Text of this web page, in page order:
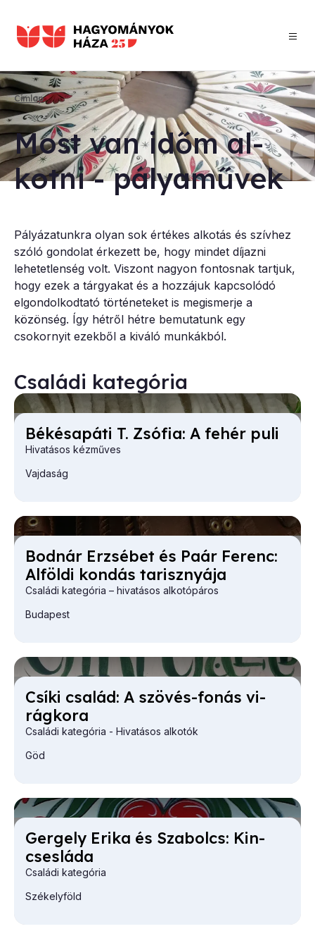
tartalomra
Morzsa
Címlap
Most van időm al­
kot­ni - pá­lya­mű­vek
Pályázatunkra olyan sok értékes alkotás és szívhez
szóló gondolat érkezett be, hogy mindet díjazni
lehetetlenség volt. Viszont nagyon fontosnak tartjuk,
hogy ezek a tárgyakat és a hozzájuk kapcsolódó
elgondolkodtató történeteket is megismerje a
közönség. Így hétről hétre bemutatunk egy
csokornyit ezekből a kiváló munkákból.
Családi kategória
Bé­ké­sapá­ti T. Zsó­fia: A fe­hér pu­li
Hivatásos kézműves
Vajdaság
Bod­nár Er­zsé­bet és Pa­ár Fe­renc:
Al­föl­di kon­dás ta­risz­nyá­ja
Családi kategória – hivatásos alkotópáros
Budapest
Csí­ki csa­lád: A szö­vés-fo­nás vi­
rág­ko­ra
Családi kategória - Hivatásos alkotók
Göd
Ger­gely Eri­ka és Sza­bolcs: Kin­
cses­lá­da
Családi kategória
Székelyföld